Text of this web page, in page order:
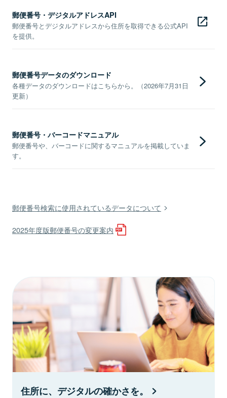
郵便番号・デジタルアドレスAPI
郵便番号とデジタルアドレスから住所を取得できる公式API
を提供。
郵便番号データのダウンロード
各種データのダウンロードはこちらから。（2026年7月31日
更新）
郵便番号・バーコードマニュアル
郵便番号や、バーコードに関するマニュアルを掲載していま
す。
郵便番号検索に使用されているデータについて
2025年度版郵便番号の変更案内
住所に、デジタルの確かさを。